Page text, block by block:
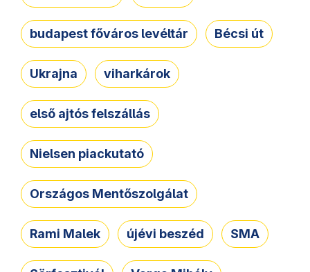
budapest főváros levéltár Bécsi út
Ukrajna viharkárok
első ajtós felszállás
Nielsen piackutató
Országos Mentőszolgálat
Rami Malek újévi beszéd SMA